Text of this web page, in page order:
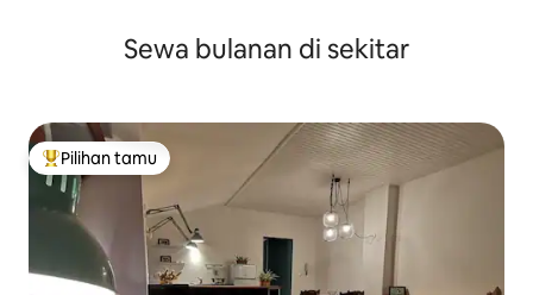
Sewa bulanan di sekitar
Pilihan tamu terpopuler
Pilihan tamu